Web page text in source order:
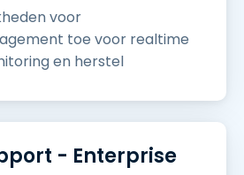
voor
toe voor realtime
en herstel
- Enterprise